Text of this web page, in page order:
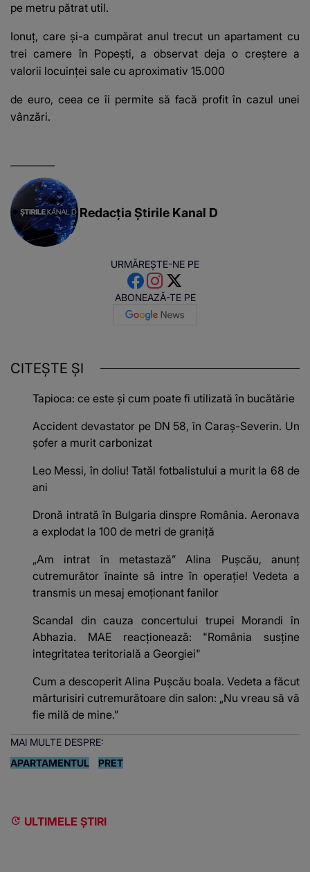
pe metru pătrat util.
Ionuț, care și-a cumpărat anul trecut un apartament cu
trei camere în Popești, a observat deja o creștere a
valorii locuinței sale cu aproximativ 15.000
de euro, ceea ce îi permite să facă profit în cazul unei
vânzări.
Redacția Știrile Kanal D
URMĂREȘTE-NE PE
ABONEAZĂ-TE PE
CITEȘTE ȘI
Tapioca: ce este și cum poate fi utilizată în bucătărie
Accident devastator pe DN 58, în Caraș-Severin. Un
șofer a murit carbonizat
Leo Messi, în doliu! Tatăl fotbalistului a murit la 68 de
ani
Dronă intrată în Bulgaria dinspre România. Aeronava
a explodat la 100 de metri de graniță
„Am intrat în metastază” Alina Pușcău, anunț
cutremurător înainte să intre în operație! Vedeta a
transmis un mesaj emoționant fanilor
Scandal din cauza concertului trupei Morandi în
Abhazia. MAE reacționează: "România susține
integritatea teritorială a Georgiei"
Cum a descoperit Alina Pușcău boala. Vedeta a făcut
mărturisiri cutremurătoare din salon: „Nu vreau să vă
fie milă de mine.”
MAI MULTE DESPRE:
APARTAMENTUL
PRET
ULTIMELE ȘTIRI